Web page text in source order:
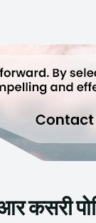
कसरी